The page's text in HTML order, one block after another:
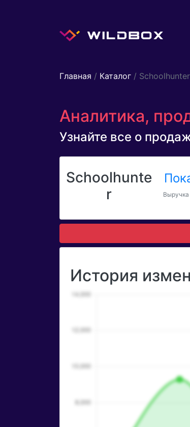
Главная / Каталог / Schoolhunter
Аналитика,
Узнайте все о
Schoolhunte
r
Выручка
История